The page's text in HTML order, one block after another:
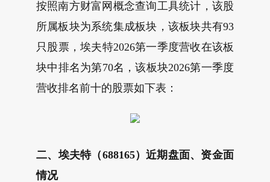
按照南方财富网概念查询工具统计，该股
所属板块为系统集成板块，该板块共有93
只股票，埃夫特2026第一季度营收在该板
块中排名为第70名，该板块2026第一季度
营收排名前十的股票如下表：
二、埃夫特（688165）近期盘面、资金面
情况